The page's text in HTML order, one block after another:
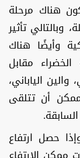
هناك مرحلة
تأثير
وأيضًا هناك
مقابل
الياباني،
أن تتلقى
حصل ارتفاع